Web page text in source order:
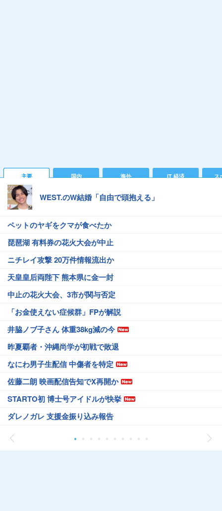
主要 国内 海外 IT 経済 ス
WEST.のW結婚「自由で頭抱える」
ペットのヤギをクマが食べたか
琵琶湖 有料券の花火大会が中止
ニチレイ攻撃 20万件情報流出か
天皇皇后両陛下 熊本県に金一封
中止の花火大会、3市が関与否定
「お金使えない症候群」FPが解説
井脇ノブ子さん 体重38kg減の今
昨夏覇者・沖縄尚学が初戦で敗退
なにわ男子生配信 中傷者を特定
佐藤二朗 映画配信告知でX再開か
STARTO初 博士号アイドルが快挙
ダレノガレ 支援金振り込み報告